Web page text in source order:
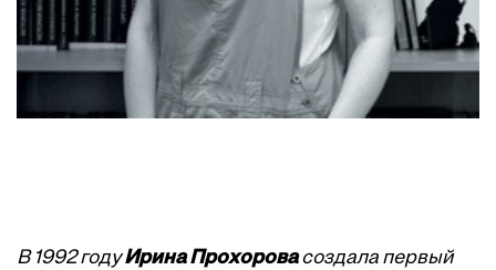
В 1992 годуИрина Прохоровасоздала первый